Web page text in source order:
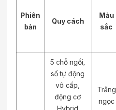
Phiên
bản
Quy cách
Màu
sắc
5 chỗ ngồi,
số tự động
vô cấp,
động cơ
Hybrid
Trắng
ngọc